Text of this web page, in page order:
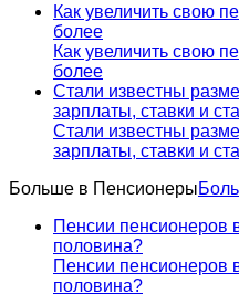
Как увеличить свою
более
Как увеличить свою
более
Стали известны
зарплаты, ставки и
Стали известны
зарплаты, ставки и
Больше в Пенсионеры
Пенсии пенсионеров
половина?
Пенсии пенсионеров
половина?